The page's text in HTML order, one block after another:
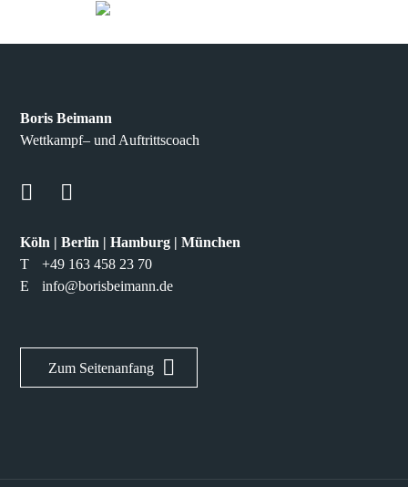
Boris Beimann
Wettkampf– und Auftrittscoach
Köln | Berlin | Hamburg | München
T
+49 163 458 23 70
E
info@borisbeimann.de
Zum Seitenanfang